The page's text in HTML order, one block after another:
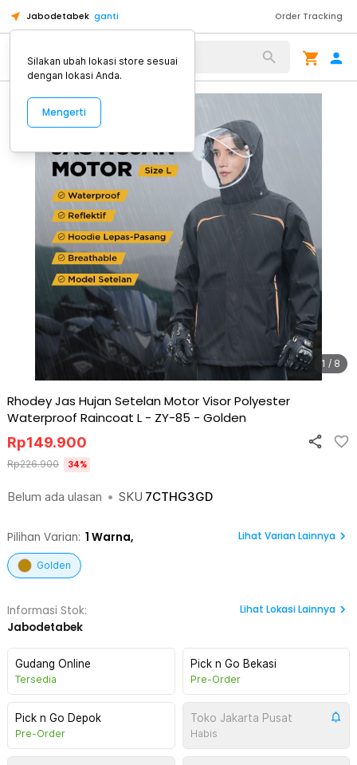
Jabodetabek ganti Order Tracking
Alat Kopi
1 / 8
Rhodey Jas Hujan Setelan Motor Visor Polyester
Waterproof Raincoat L - ZY-85 - Golden
Belum ada ulasan • SKU 7CTHG3GD
Rp149.900
Rp226.900 34%
Pilihan Varian: 1 Warna, Lihat Varian Lainnya
Golden
Informasi Stok:
Jabodetabek
Lihat Lokasi Lainnya
Gudang Online
Tersedia
Pick n Go Bekasi
Pre-Order
Pick n Go Depok
Pre-Order
Toko Jakarta Pusat
Habis
Silakan ubah lokasi store sesuai
dengan lokasi Anda.
Mengerti